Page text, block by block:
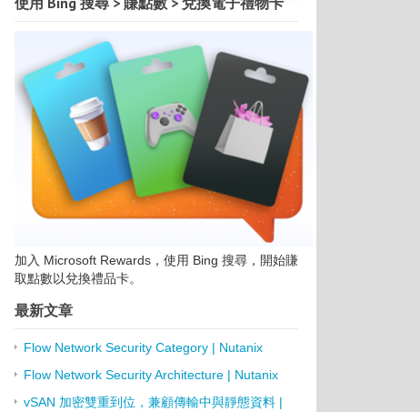
加入 Microsoft Rewards，使用 Bing 搜尋，開始賺
取點數以兌換禮品卡。
最新文章
Flow Network Security Category | Nutanix
Flow Network Security Architecture | Nutanix
vSAN 加密雙重到位，兼顧傳輸中與靜態資料 |